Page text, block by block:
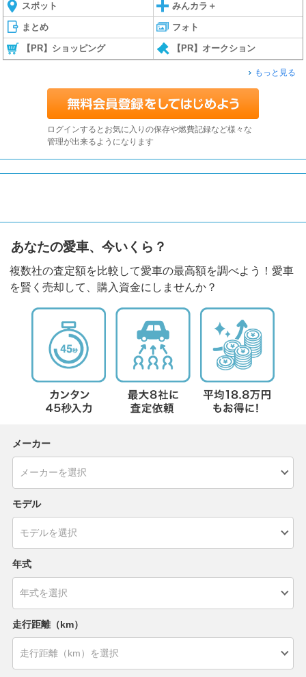
スポット みんカラ＋
まとめ フォト
【PR】ショッピング 【PR】オークション
もっと見る
ログインするとお気に入りの保存や燃費記録など様々な
管理が出来るようになります
あなたの愛車、今いくら？
複数社の査定額を比較して愛車の最高額を調べよう！愛車
を賢く売却して、購入資金にしませんか？
メーカー
モデル
年式
走行距離（km）